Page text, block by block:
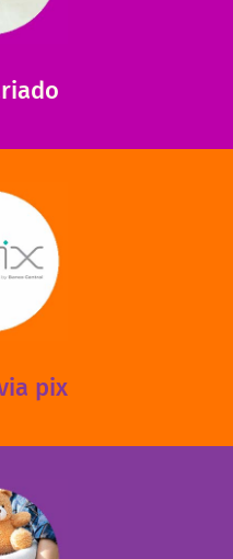
em contato conosco e
ajudar.
pix
importantes para
em funcionamento!